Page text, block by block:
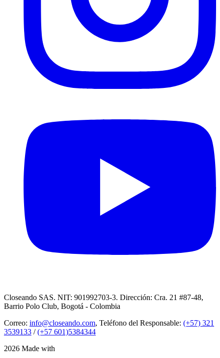
Closeando SAS. NIT: 901992703-3. Dirección: Cra. 21 #87-48,
Barrio Polo Club, Bogotá - Colombia
Correo: info@closeando.com, Teléfono del Responsable: (+57) 321
3539133 /(+57 601)5384344
2026 Made with